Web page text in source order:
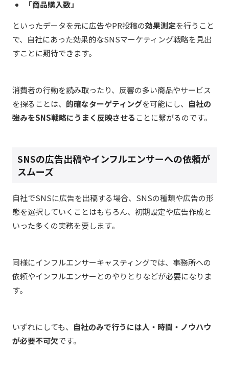
「商品購入数」
といったデータを元に広告やPR投稿の効果測定を行うこと
で、自社にあった効果的なSNSマーケティング戦略を見出
すことに期待できます。
消費者の行動を読み取ったり、反響の多い商品やサービス
を探ることは、 的確なターゲティングを可能にし、 自社の
強みをSNS戦略にうまく反映させることに繋がるのです。
SNSの広告出稿やインフルエンサーへの依頼が
スムーズ
自社でSNSに広告を出稿する場合、SNSの種類や広告の形
態を選択していくことはもちろん、初期設定や広告作成と
いった多くの実務を要します。
同様にインフルエンサーキャスティングでは、事務所への
依頼やインフルエンサーとのやりとりなどが必要になりま
す。
いずれにしても、 自社のみで行うには人・時間・ノウハウ
が必要不可欠です。